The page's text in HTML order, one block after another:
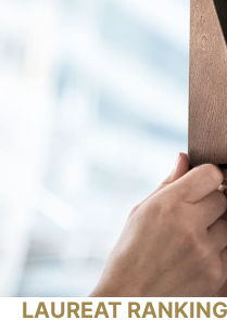
LAUREAT